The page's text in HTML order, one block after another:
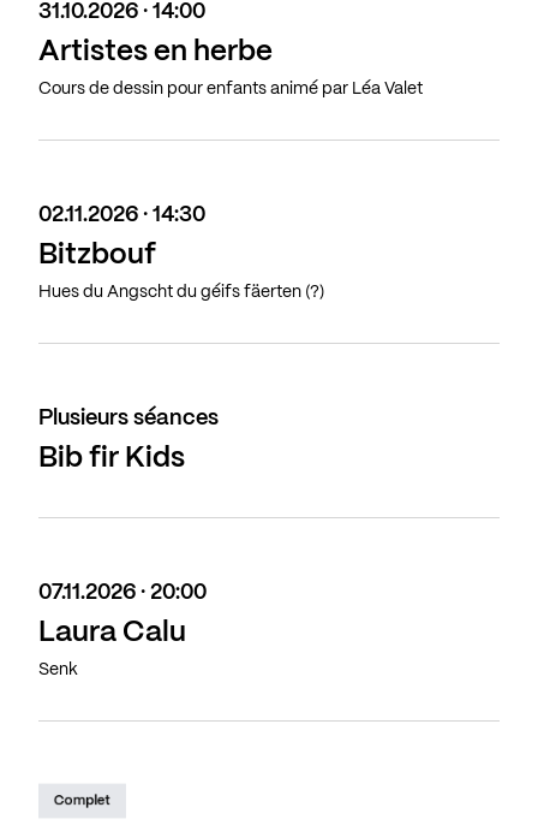
31.10.2026 · 14:00
Artistes en herbe
Cours de dessin pour enfants animé par Léa Valet
02.11.2026 · 14:30
Bitzbouf
Hues du Angscht du géifs fäerten (?)
Plusieurs séances
Bib fir Kids
07.11.2026 · 20:00
Laura Calu
Senk
Complet